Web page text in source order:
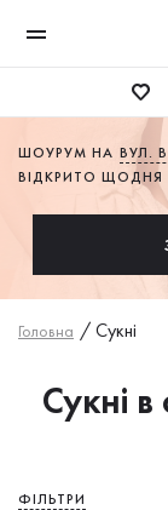
ШОУРУМ НА ВУЛ.
ВІДКРИТО ЩОДНЯ
Головна /Сукнi
Сукні
ФІЛЬТРИ